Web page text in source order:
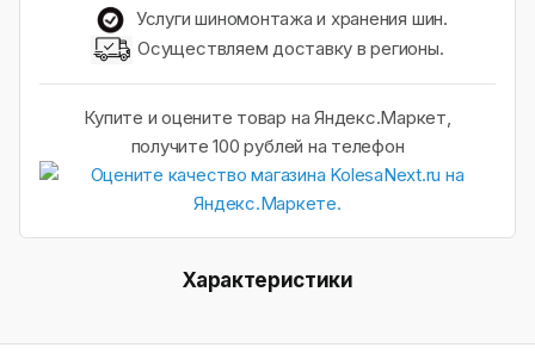
Услуги шиномонтажа и хранения шин.
Осуществляем доставку в регионы.
Купите и оцените товар на Яндекс.Маркет,
получите 100 рублей на телефон
Характеристики